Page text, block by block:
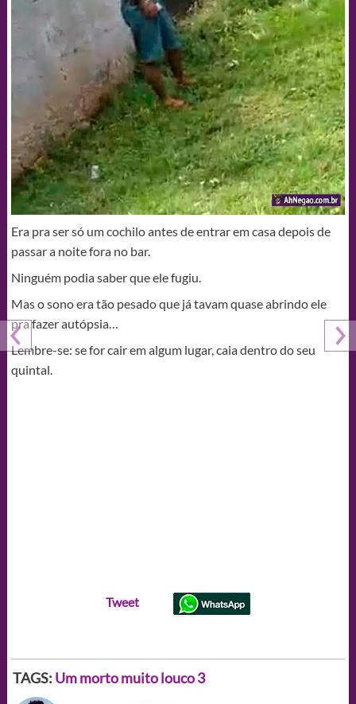
Era pra ser só um cochilo antes de entrar em casa depois de
passar a noite fora no bar.
Ninguém podia saber que ele fugiu.
Mas o sono era tão pesado que já tavam quase abrindo ele
pra fazer autópsia…
Lembre-se: se for cair em algum lugar, caia dentro do seu
quintal.
Tweet
TAGS: Um morto muito louco 3